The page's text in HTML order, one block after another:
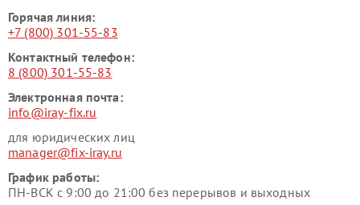
Горячая линия:
+7 (800) 301-55-83
Контактный телефон:
8 (800) 301-55-83
Электронная почта:
info@iray-fix.ru
для юридических лиц
manager@fix-iray.ru
График работы:
ПН-ВСК с 9:00 до 21:00 без перерывов и выходных